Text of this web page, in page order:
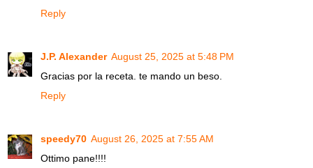
Reply
J.P. Alexander August 25, 2025 at 5:48 PM
Gracias por la receta. te mando un beso.
Reply
speedy70 August 26, 2025 at 7:55 AM
Ottimo pane!!!!